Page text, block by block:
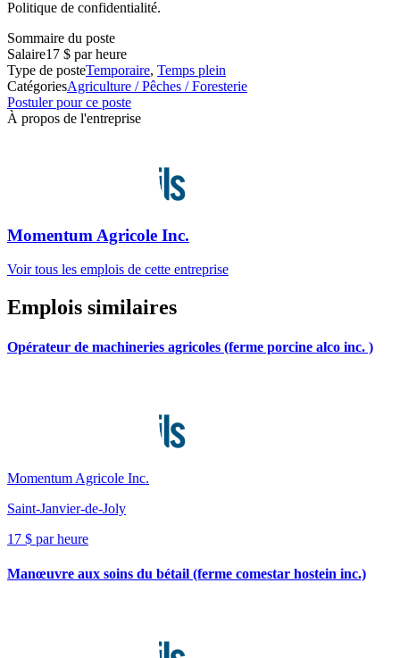
Politique de confidentialité.
Sommaire du poste
Salaire17 $ par heure
Type de posteTemporaire, Temps plein
CatégoriesAgriculture / Pêches / Foresterie
Postuler pour ce poste
À propos de l'entreprise
Momentum Agricole Inc.
Voir tous les emplois de cette entreprise
Emplois similaires
Opérateur de machineries agricoles (ferme porcine alco inc. )
Momentum Agricole Inc.
Saint-Janvier-de-Joly
17 $ par heure
Manœuvre aux soins du bétail (ferme comestar hostein inc.)